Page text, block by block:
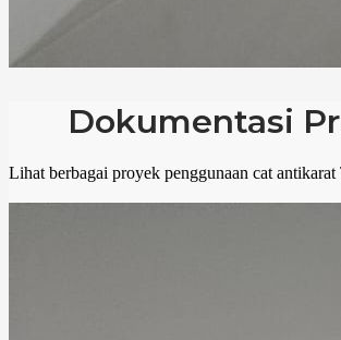
Dokumentasi
Lihat berbagai proyek penggunaan cat antikarat